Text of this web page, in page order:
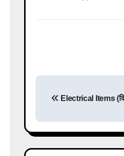
s
t
Electrical Items